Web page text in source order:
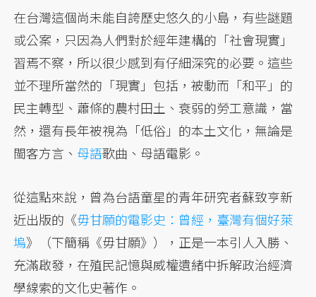
在台灣這個尚未能自誇歷史悠久的小島，有些謎題
或公案，只因為人們對於經年建構的「社會現實」
習焉不察，所以很少感到有仔細深究的必要。這些
並不理所當然的「現實」包括，被動而「和平」的
民主轉型、蕭條的農村田土、衰弱的勞工意識，當
然，還有長年被視為「低俗」的本土文化，無論是
閩客方言、 母語歌曲、母語電影。
從這點來說，曾為台語童星的青年研究者蘇致亨新
近出版的《毋甘願的電影史 ：曾經，臺灣有個好萊
塢》（下簡稱《毋甘願》），正是一本引人入勝、
充滿啟發，在殖民記憶與威權遺緒中拆解政治經濟
學線索的文化史著作。